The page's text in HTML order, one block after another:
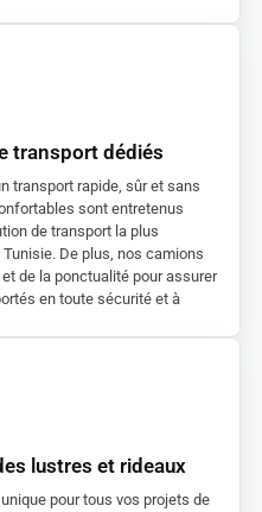
transport dédiés
transport rapide, sûr et sans
sont entretenus
de transport la plus
De plus, nos camions
de la ponctualité pour assurer
en toute sécurité et à
lustres et rideaux
pour tous vos projets de